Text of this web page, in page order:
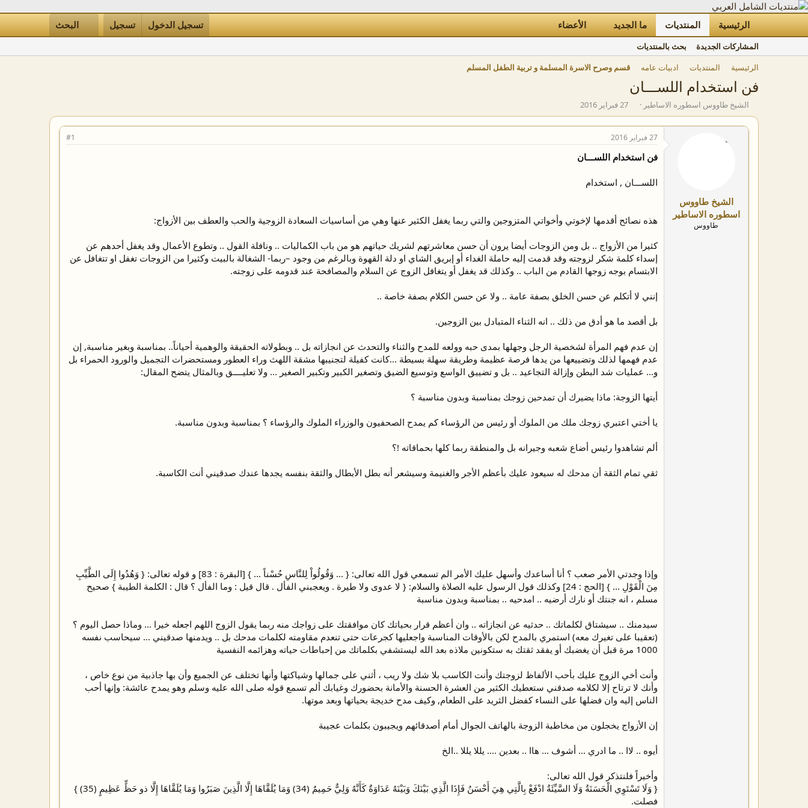
الرئيسية المنتديات ما الجديد الأعضاء تسجيل الدخول تسجيل البحث
المشاركات الجديدة
بحث بالمنتديات
الرئيسية
المنتديات ادبيات عامه قسم وصرح الاسرة المسلمة و تربية الطفل المسلم
فن استخدام اللســـان
ب
ا
د
الشيخ طاووس اسطوره الاساطير
ت
ا
ر
ي
خ
ا
ب
د
27 فبراير 2016
الشيخ طاووس
اسطوره الاساطير
طاووس
27 فبراير 2016 #1
فن استخدام اللســـان
اللســـان , استخدام
هذه نصائح أقدمها لإخوتي وأخواتي المتزوجين والتي ربما يغفل الكثير عنها وهي من أساسيات السعادة الزوجية والحب والعطف بين الأزواج:
كثيرا من الأزواج .. بل ومن الزوجات أيضا يرون أن حسن معاشرتهم لشريك حياتهم هو من باب الكماليات .. ونافلة القول .. وتطوع الأعمال وقد يغفل أحدهم عن
إسداء كلمة شكر لزوجته وقد قدمت إليه حاملة الغداء أو إبريق الشاي او دلة القهوة وبالرغم من وجود –ربما- الشغالة بالبيت وكثيرا من الزوجات تغفل او تتغافل عن
الابتسام بوجه زوجها القادم من الباب .. وكذلك قد يغفل أو يتغافل الزوج عن السلام والمصافحة عند قدومه على زوجته.
إنني لا أتكلم عن حسن الخلق بصفة عامة .. ولا عن حسن الكلام بصفة خاصة ..
بل أقصد ما هو أدق من ذلك .. انه الثناء المتبادل بين الزوجين.
إن عدم فهم المرأة لشخصية الرجل وجهلها بمدى حبه وولعه للمدح والثناء والتحدث عن انجازاته بل .. وبطولاته الحقيقة والوهمية أحياناً.. بمناسبة وبغير مناسبة, إن
عدم فهمها لذلك وتضييعها من يدها فرصة عظيمة وطريقة سهلة بسيطة ...كانت كفيلة لتجنيبها مشقة اللهث وراء العطور ومستحضرات التجميل والورود الحمراء بل
و... عمليات شد البطن وإزالة التجاعيد .. بل و تضييق الواسع وتوسيع الضيق وتصغير الكبير وتكبير الصغير ... ولا تعليــــق وبالمثال يتضح المقال:
أيتها الزوجة: ماذا يضيرك أن تمدحين زوجك بمناسبة وبدون مناسبة ؟
يا أختي اعتبري زوجك ملك من الملوك أو رئيس من الرؤساء كم يمدح الصحفيون والوزراء الملوك والرؤساء ؟ بمناسبة وبدون مناسبة.
ألم تشاهدوا رئيس أضاع شعبه وجيرانه بل والمنطقة ربما كلها بحماقاته !؟
ثقي تمام الثقة أن مدحك له سيعود عليك بأعظم الأجر والغنيمة وسيشعر أنه بطل الأبطال والثقة بنفسه يجدها عندك صدقيني أنت الكاسبة.
وإذا وجدتي الأمر صعب ؟ أنا أساعدك وأسهل عليك الأمر الم تسمعي قول الله تعالى: { ... وَقُولُواْ لِلنَّاسِ حُسْناً ... } [البقرة : 83] و قوله تعالى: { وَهُدُوا إِلَى الطَّيِّبِ
مِنَ الْقَوْلِ ... } [الحج : 24] وكذلك قول الرسول عليه الصلاة والسلام: { لا عدوى ولا طيرة . ويعجبني الفأل . قال قيل : وما الفأل ؟ قال : الكلمة الطيبة } صحيح
مسلم ، انه جنتك أو نارك أرضيه .. امدحيه .. بمناسبة وبدون مناسبة
سيدمنك .. سيشتاق لكلماتك .. حدثيه عن انجازاته .. وان أعظم قرار بحياتك كان موافقتك على زواجك منه ربما يقول الزوج اللهم اجعله خيرا ... وماذا حصل اليوم ؟
(تعقيبا على تغيرك معه) استمري بالمدح لكن بالأوقات المناسبة واجعليها كجرعات حتى تنعدم مقاومته لكلمات مدحك بل .. ويدمنها صدقيني ... سيحاسب نفسه
1000 مرة قبل أن يغضبك أو يفقد ثقتك به ستكونين ملاذه بعد الله ليستشفي بكلماتك من إحباطات حياته وهزائمه النفسية
وأنت أخي الزوج عليك بأحب الألفاظ لزوجتك وأنت الكاسب بلا شك ولا ريب ، أثني على جمالها وشياكتها وأنها تختلف عن الجميع وأن بها جاذبية من نوع خاص ،
وأنك لا ترتاح إلا لكلامه صدقني ستعطيك الكثير من العشرة الحسنة والأمانة بحضورك وغيابك ألم تسمع قوله صلى الله عليه وسلم وهو يمدح عائشة: وإنها أحب
الناس إليه وان فضلها على النساء كفضل الثريد على الطعام, وكيف مدح خديجة بحياتها وبعد موتها.
إن الأزواج يخجلون من مخاطبة الزوجة بالهاتف الجوال أمام أصدقائهم ويجيبون بكلمات عجيبة
أيوه .. لاا .. ما ادري ... أشوف ... هاا .. بعدين .... يللا يللا ..الخ
وأخيراً فلنتذكر قول الله تعالى:
{ وَلَا تَسْتَوِي الْحَسَنَةُ وَلَا السَّيِّئَةُ ادْفَعْ بِالَّتِي هِيَ أَحْسَنُ فَإِذَا الَّذِي بَيْنَكَ وَبَيْنَهُ عَدَاوَةٌ كَأَنَّهُ وَلِيٌّ حَمِيمٌ (34) وَمَا يُلَقَّاهَا إِلَّا الَّذِينَ صَبَرُوا وَمَا يُلَقَّاهَا إِلَّا ذو حَظٍّ عَظِيمٍ (35) }
فصلت.